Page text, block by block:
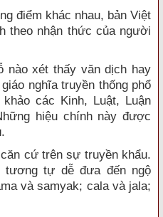
điểm khác nhau, bản Việt
theo nhận thức của người
nào xét thấy văn dịch hay
nghĩa truyền thống phổ
các Kinh, Luật, Luận
hiệu chính này được
cứ trên sự truyền khẩu.
tương tự dễ đưa đến ngộ
và samyak; cala và jala;